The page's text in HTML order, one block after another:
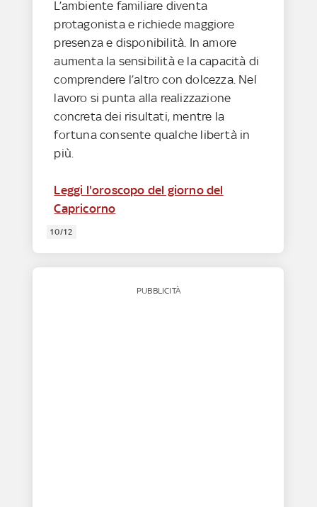
L’ambiente familiare diventa
protagonista e richiede maggiore
presenza e disponibilità. In amore
aumenta la sensibilità e la capacità di
comprendere l’altro con dolcezza. Nel
lavoro si punta alla realizzazione
concreta dei risultati, mentre la
fortuna consente qualche libertà in
più.
Leggi l'oroscopo del giorno del
Capricorno
10/12
PUBBLICITÀ